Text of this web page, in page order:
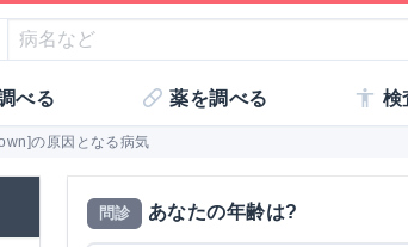
べる 薬を調べる 検
の原因となる病気
問診 あなたの年齢は?